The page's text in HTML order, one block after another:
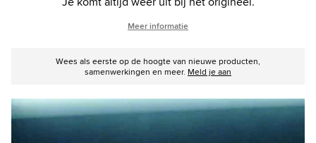
Meer informatie
Wees als eerste op de hoogte van nieuwe producten,
samenwerkingen en meer. Meld je aan